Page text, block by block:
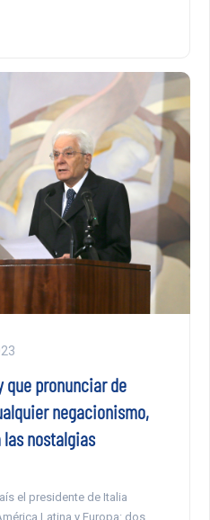
que pronunciar de
negacionismo,
nostalgias
el presidente de Italia
Latina y Europa: dos